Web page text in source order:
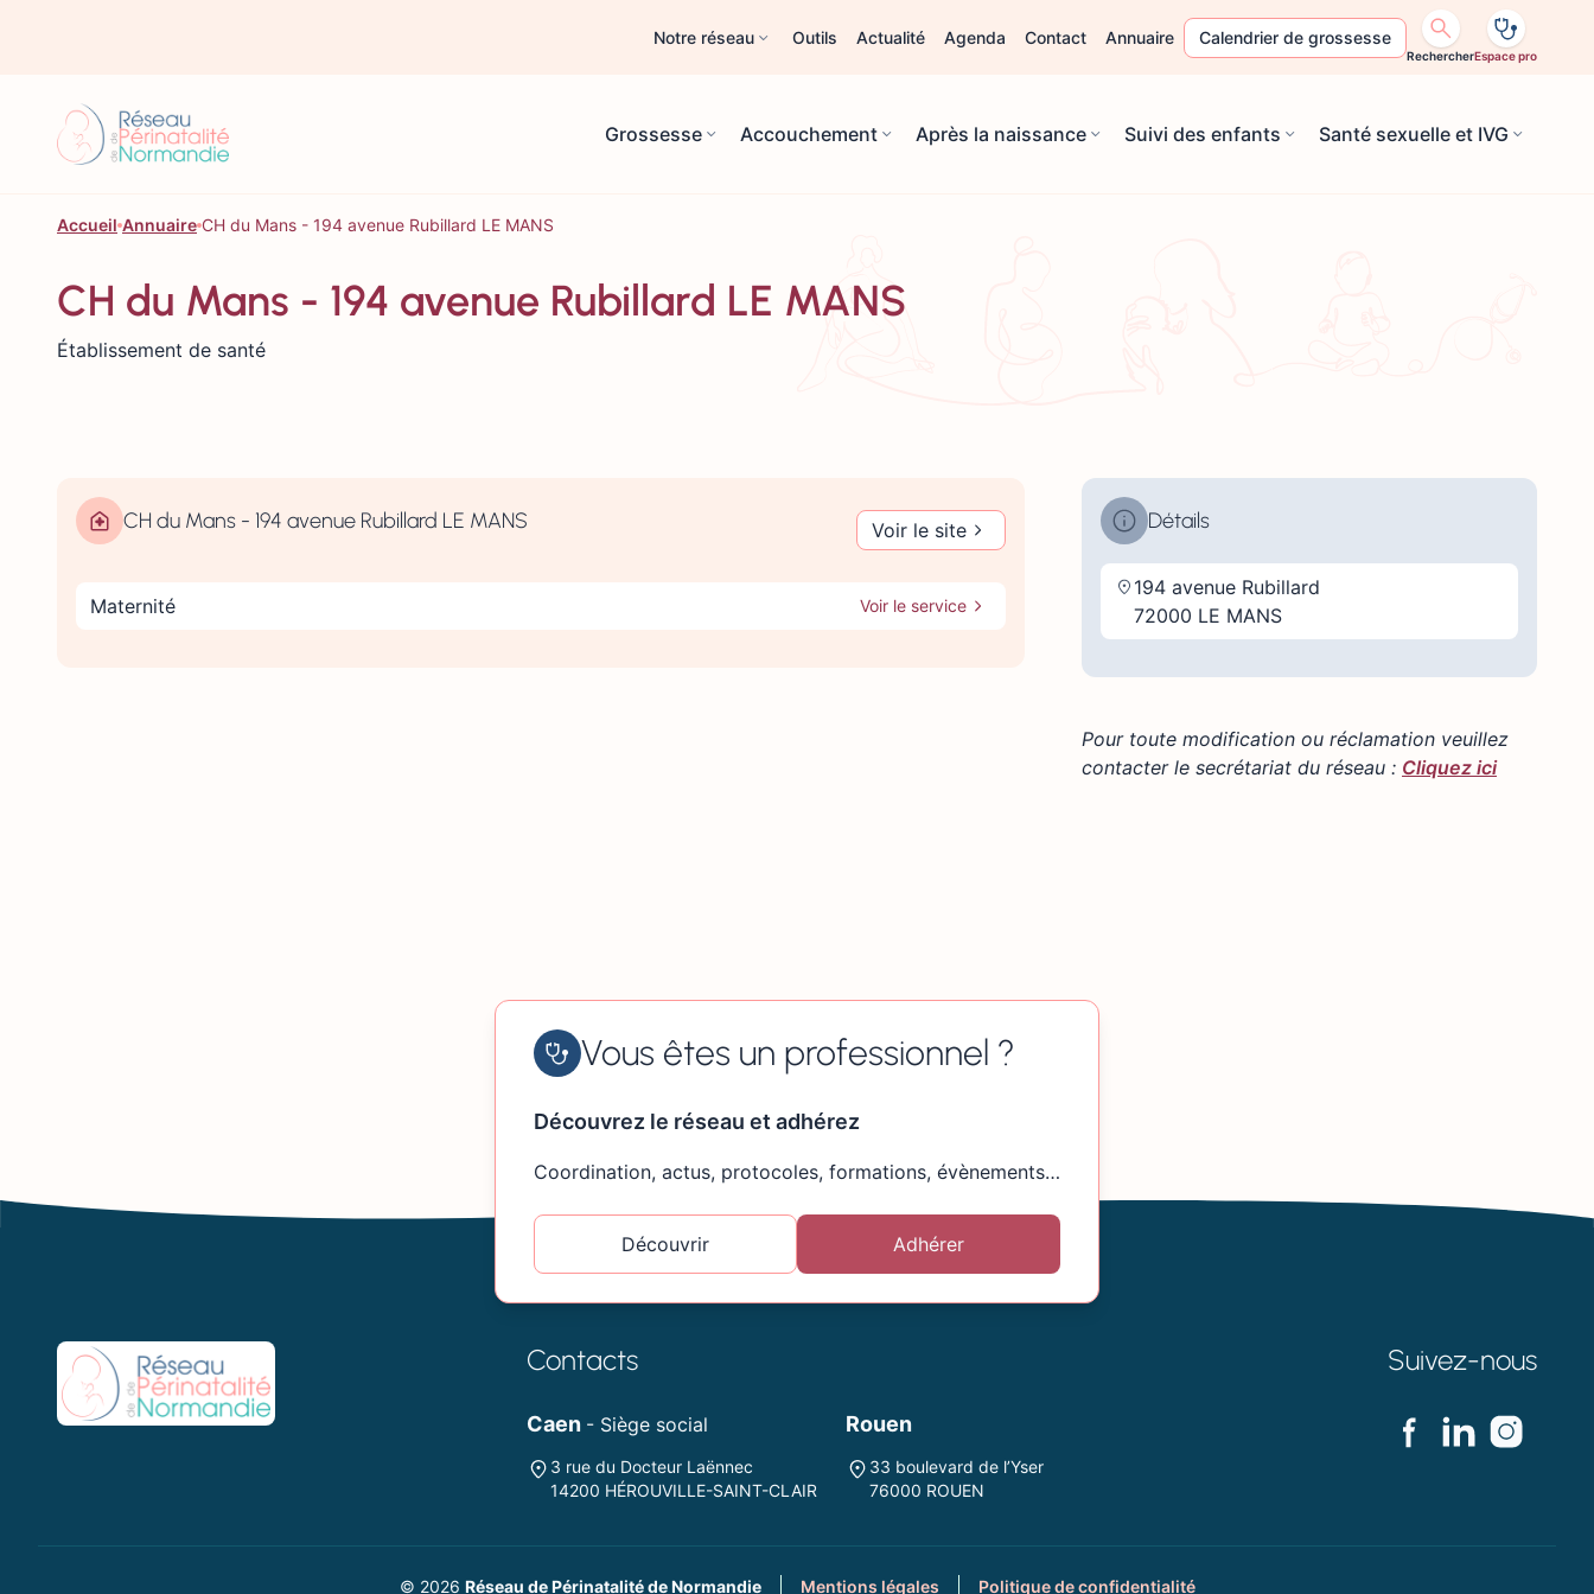
Notre réseau Outils Actualité Agenda Contact Annuaire Calendrier de grossesse
RechercherEspace pro
Grossesse Accouchement Après la naissance Suivi des enfants Santé sexuelle et IVG
Accueil Annuaire CH du Mans - 194 avenue Rubillard LE MANS
CH du Mans - 194 avenue Rubillard LE MANS
Établissement de santé
CH du Mans - 194 avenue Rubillard LE MANS Voir le site
Maternité Voir le service
Détails
194 avenue Rubillard
72000 LE MANS
Pour toute modification ou réclamation veuillez
contacter le secrétariat du réseau : Cliquez ici
Vous êtes un professionnel ?
Découvrez le réseau et adhérez
Coordination, actus, protocoles, formations, évènements…
Découvrir Adhérer
Contacts
Caen - Siège social
3 rue du Docteur Laënnec
14200 HÉROUVILLE-SAINT-CLAIR
Rouen
33 boulevard de l’Yser
76000 ROUEN
Suivez-nous
© 2026 Réseau de Périnatalité de Normandie Mentions légales Politique de confidentialité